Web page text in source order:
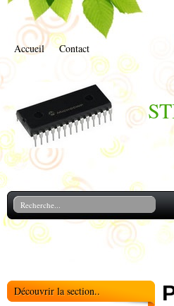
Accueil Contact
Découvrir la section..